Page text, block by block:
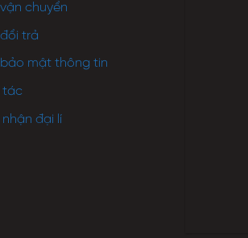
chuyển
trả
mật thông tin
tác
đại lí